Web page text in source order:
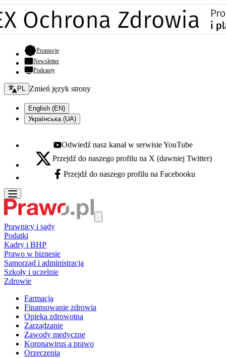
Promocje- otwiera się w nowej karcie
Newsletter
Podcasty
Zmień język - bieżący:
PL Zmień język strony
English (EN)
Українська (UA)
Youtube - otwiera się w nowej karcie
Odwiedź nasz kanał w serwisie YouTube
X - otwiera się w nowej karcie
Przejdź do naszego profilu na X (dawniej Twitter)
Facebook - otwiera się w nowej karcie
Przejdź do naszego profilu na Facebooku
Prawnicy i sądy
Podatki
Kadry i BHP
Prawo w biznesie
Samorząd i administracja
Szkoły i uczelnie
Zdrowie
Farmacja
Finansowanie zdrowia
Opieka zdrowotna
Zarządzanie
Zawody medyczne
Koronawirus a prawo
Orzeczenia